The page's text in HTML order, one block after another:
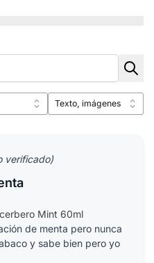
verificado)
Mint 60ml
de menta pero nunca
y sabe bien pero yo